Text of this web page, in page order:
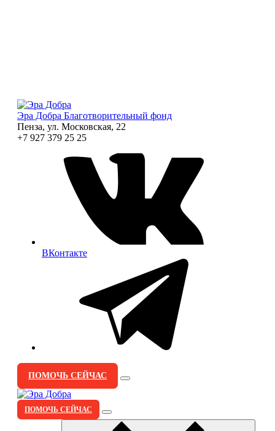
Эра Добра Благотворительный фонд
Пенза, ул. Московская, 22
+7 927 379 25 25
ВКонтакте
ПОМОЧЬ СЕЙЧАС
ПОМОЧЬ СЕЙЧАС